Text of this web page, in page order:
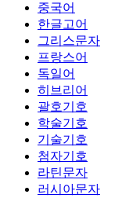
중국어
한글고어
그리스문자
프랑스어
독일어
히브리어
괄호기호
학술기호
기술기호
첨자기호
라틴문자
러시아문자